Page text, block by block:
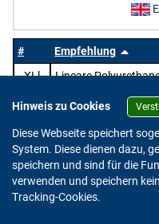
#
Empfehlung
XLl
Lineare
Hinweis zu Cookies
Diese Webseite speichert
System. Diese dienen dazu,
speichern und sind für die
verwenden und speichern
Tracking-Cookies.